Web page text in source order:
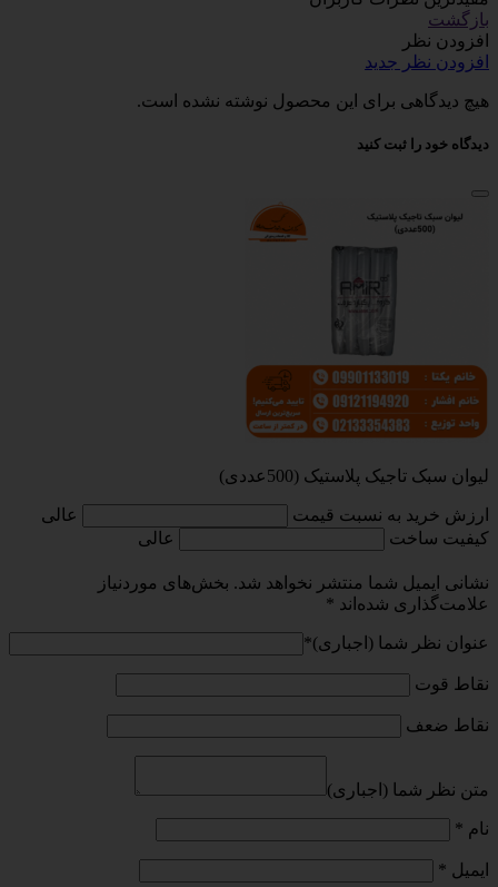
بازگشت
افزودن نظر
افزودن نظر جدید
هیچ دیدگاهی برای این محصول نوشته نشده است.
دیدگاه خود را ثبت کنید
لیوان سبک تاجیک پلاستیک (500عددی)
ارزش خرید به نسبت قیمت
عالی
کیفیت ساخت
عالی
نشانی ایمیل شما منتشر نخواهد شد. بخش‌های موردنیاز
علامت‌گذاری شده‌اند *
عنوان نظر شما (اجباری)*
نقاط قوت
نقاط ضعف
متن نظر شما (اجباری)
نام *
ایمیل *